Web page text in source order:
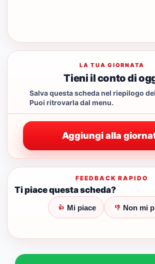
LA TUA GIORNATA
Tieni il conto di
Salva questa scheda nel riepilogo
Puoi ritrovarla dal menu.
Aggiungi alla
FEEDBACK RAPIDO
Ti piace questa scheda?
👍 Mi piace 👎 Non mi